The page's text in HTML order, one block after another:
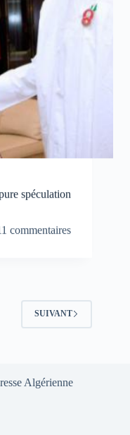
spéculation
commentaires
SUIVANT
Algérienne